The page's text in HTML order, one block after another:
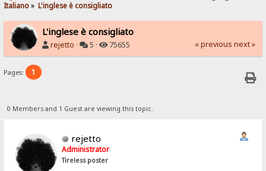
Italiano» L'inglese è consigliato
L'inglese è consigliato
rejetto · 5 · 75655 « previous next »
Pages: 1
0 Members and 1 Guest are viewing this topic.
rejetto
Administrator
Tireless poster